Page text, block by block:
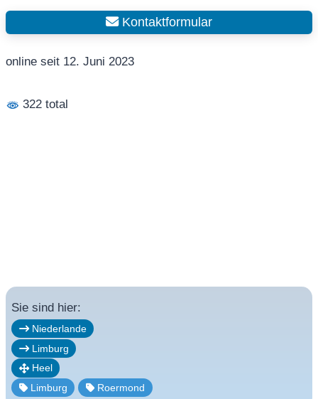
Kontaktformular
online seit 12. Juni 2023
322 total
Sie sind hier:
Niederlande
Limburg
Heel
Limburg
Roermond